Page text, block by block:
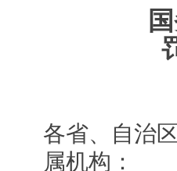
各省、自治
属机构：